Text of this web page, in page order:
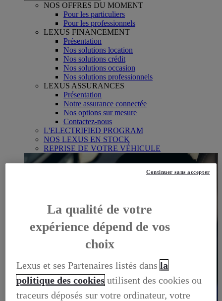
NOS OFFRES DU MOMENT
Pour les particuliers
Pour les professionnels
LEXUS FINANCEMENT
Présentation
Nos solutions location
Nos solutions crédit
Nos solutions occasion
Nos solutions professionnels
LEXUS ASSURANCES
Présentation
Notre assurance connectée
Nos options sur mesure
Contactez-nous
L'ELECTRIFIED PROGRAM
NOS LEXUS EN STOCK
REPRISE DE VOTRE VÉHICULE
La qualité de votre
expérience dépend de vos
choix
Lexus et ses Partenaires listés dansla
politique des cookies utilisent des cookies ou
traceurs déposés sur votre ordinateur, votre
Continuer sans accepter